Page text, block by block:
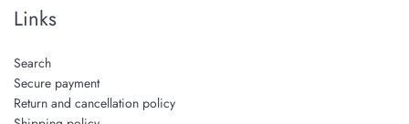
Links
Search
Secure payment
Return and cancellation policy